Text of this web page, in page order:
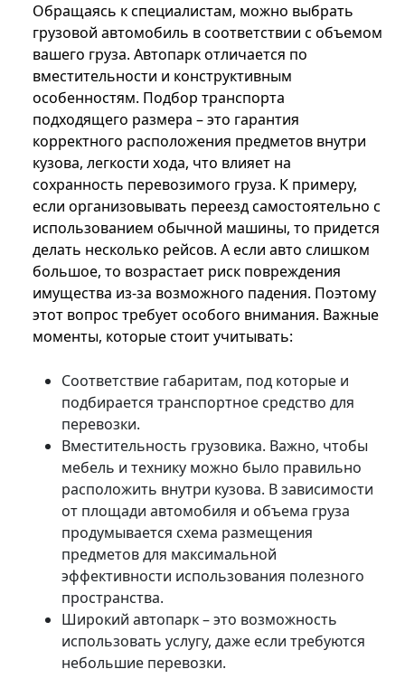
Обращаясь к специалистам, можно выбрать
грузовой автомобиль в соответствии с объемом
вашего груза. Автопарк отличается по
вместительности и конструктивным
особенностям. Подбор транспорта
подходящего размера – это гарантия
корректного расположения предметов внутри
кузова, легкости хода, что влияет на
сохранность перевозимого груза. К примеру,
если организовывать переезд самостоятельно с
использованием обычной машины, то придется
делать несколько рейсов. А если авто слишком
большое, то возрастает риск повреждения
имущества из-за возможного падения. Поэтому
этот вопрос требует особого внимания. Важные
моменты, которые стоит учитывать:
Соответствие габаритам, под которые и
подбирается транспортное средство для
перевозки.
Вместительность грузовика. Важно, чтобы
мебель и технику можно было правильно
расположить внутри кузова. В зависимости
от площади автомобиля и объема груза
продумывается схема размещения
предметов для максимальной
эффективности использования полезного
пространства.
Широкий автопарк – это возможность
использовать услугу, даже если требуются
небольшие перевозки.